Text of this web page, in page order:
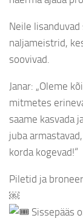
Neile
naljameistrid,
soovivad.
Janar: „Oleme
mitmetes
saame kasvada
juba
korda kogevad!“
Piletid ja
￼
Sissepääs